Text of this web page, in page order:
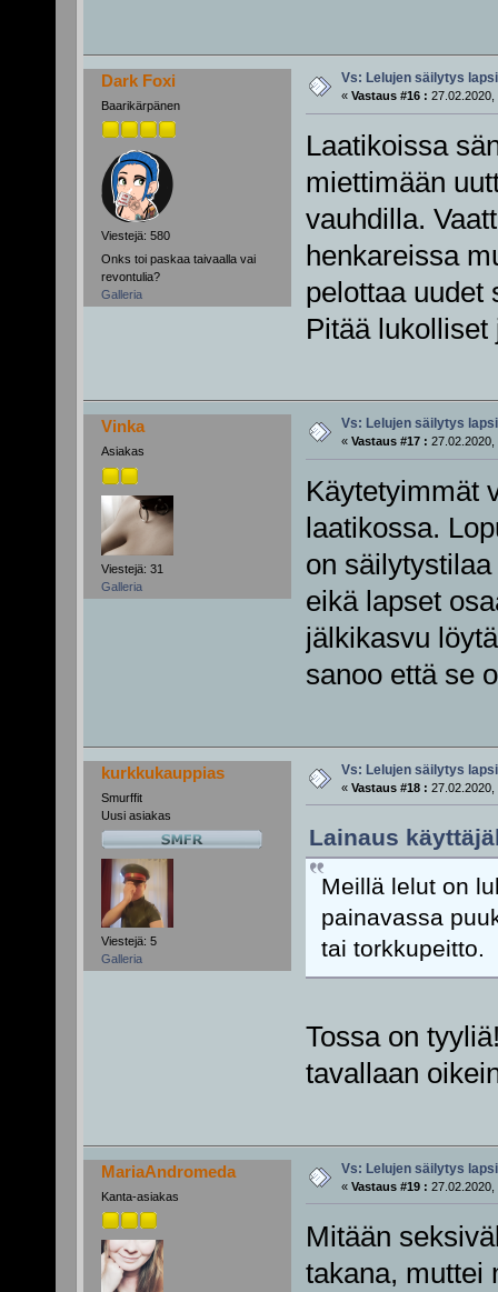
Dark Foxi
Baarikärpänen
Viestejä: 580
Onks toi paskaa taivaalla vai
revontulia?
Galleria
Vs: Lelujen säilytys
« Vastaus #16 : 27.02.2020,
Laatikoissa
miettimään
vauhdilla.
henkareissa
pelottaa
Pitää
Vinka
Asiakas
Viestejä: 31
Galleria
Vs: Lelujen säilytys
« Vastaus #17 : 27.02.2020,
Käytetyimmät
laatikossa.
on
eikä lapset
jälkikasvu
sanoo että se
kurkkukauppias
Smurffit
Uusi asiakas
Viestejä: 5
Galleria
Vs: Lelujen säilytys
« Vastaus #18 : 27.02.2020,
Lainaus
Meillä lelut on
painavassa
tai torkkupeitto.
Tossa on
tavallaan
MariaAndromeda
Kanta-asiakas
Vs: Lelujen säilytys
« Vastaus #19 : 27.02.2020,
Mitään
takana, muttei